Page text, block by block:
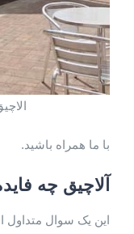
با ما همراه باشید.
آلاچیق چه
این یک سوال متداول